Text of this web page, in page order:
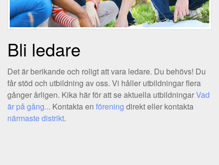
Bli ledare
Det är berikande och roligt att vara ledare. Du behövs! Du
får stöd och utbildning av oss. Vi håller utbildningar flera
gånger årligen. Kika här för att se aktuella utbildningarVad
är på gång... Kontakta en förening direkt eller kontakta
närmaste distrikt.